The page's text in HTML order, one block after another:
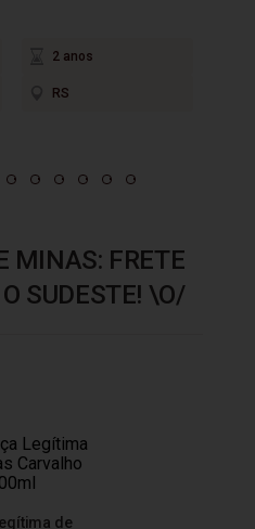
2 anos
RS
MINAS: FRETE
SUDESTE! \O/
de